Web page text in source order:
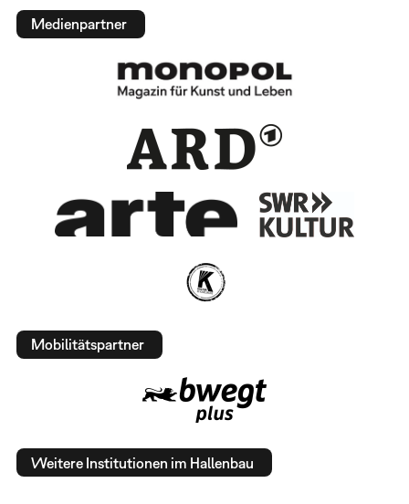
Medienpartner
Mobilitätspartner
Weitere Institutionen im Hallenbau